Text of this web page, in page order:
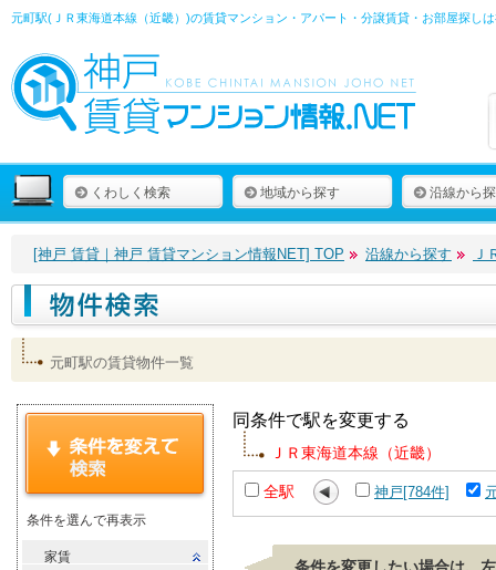
元町駅(ＪＲ東海道本線（近畿）)の賃貸マンション・アパート・分譲賃貸・お部屋探しは
くわしく検索 地域から探す 沿線から
[神戸 賃貸｜神戸 賃貸マンション情報NET] TOP 沿線から探す Ｊ
元町駅の賃貸物件一覧
条件を選んで再表示
家賃
同条件で駅を変更する
ＪＲ東海道本線（近畿）
全駅 神戸[784件]